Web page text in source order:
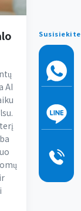
AI
Susisiekite